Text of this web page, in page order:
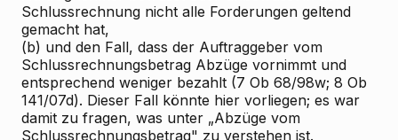
Schlussrechnung nicht alle Forderungen geltend
gemacht hat,
(b) und den Fall, dass der Auftraggeber vom
Schlussrechnungsbetrag Abzüge vornimmt und
entsprechend weniger bezahlt (7 Ob 68/98w; 8 Ob
141/07d). Dieser Fall könnte hier vorliegen; es war
damit zu fragen, was unter „Abzüge vom
Schlussrechnungsbetrag" zu verstehen ist.